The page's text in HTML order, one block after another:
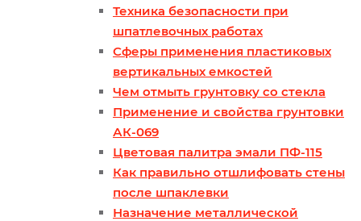
Техника безопасности при
шпатлевочных работах
Сферы применения пластиковых
вертикальных емкостей
Чем отмыть грунтовку со стекла
Применение и свойства грунтовки
АК-069
Цветовая палитра эмали ПФ-115
Как правильно отшлифовать стены
после шпаклевки
Назначение металлической